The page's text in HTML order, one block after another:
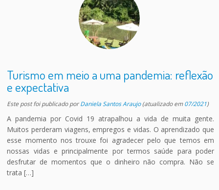
Turismo em meio a uma pandemia: reflexão
e expectativa
Este post foi publicadoporDaniela Santos Araujo(atualizado em07/2021)
A pandemia por Covid 19 atrapalhou a vida de muita gente.
Muitos perderam viagens, empregos e vidas. O aprendizado que
esse momento nos trouxe foi agradecer pelo que temos em
nossas vidas e principalmente por termos saúde para poder
desfrutar de momentos que o dinheiro não compra. Não se
trata […]